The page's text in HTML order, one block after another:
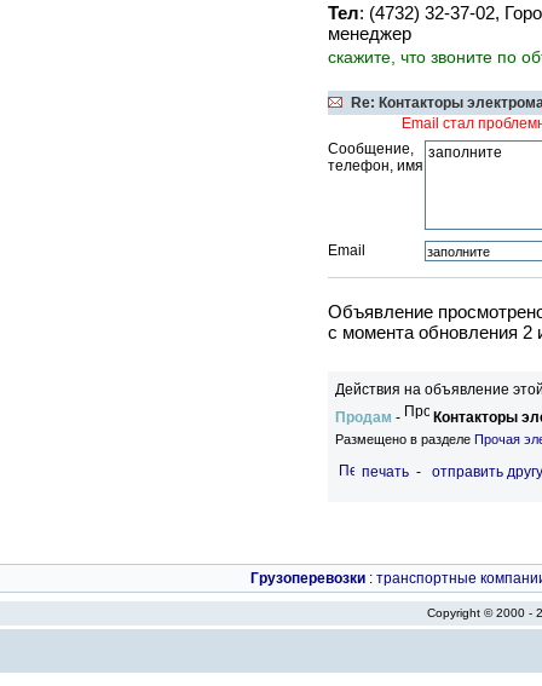
Тел: (4732) 32-37-02,
менеджер
скажите, что звоните по
Re: Контакторы
Email стал
Сообщение,
телефон, имя
Email
Объявление
c момента обновления 2
Действия на объявление
Продам - Контакторы
Размещено в разделе Прочая
печать - отправить другу
Грузоперевозки : транспортные
Copyright © 2000 -